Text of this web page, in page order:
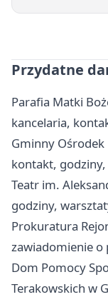
Przydatne
Parafia Matki
kancelaria,
Gminny Ośrodek
kontakt,
Teatr im.
godziny,
Prokuratura
zawiadomienie o
Dom Pomocy
Terakowskich w